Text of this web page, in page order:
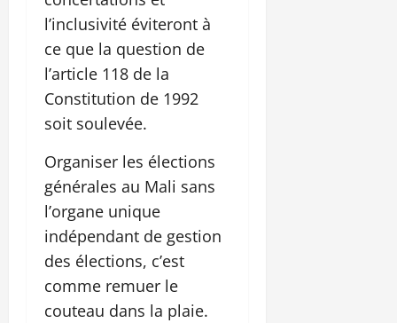
l’inclusivité éviteront à
ce que la question de
l’article 118 de la
Constitution de 1992
soit soulevée.
Organiser les élections
générales au Mali sans
l’organe unique
indépendant de gestion
des élections, c’est
comme remuer le
couteau dans la plaie.